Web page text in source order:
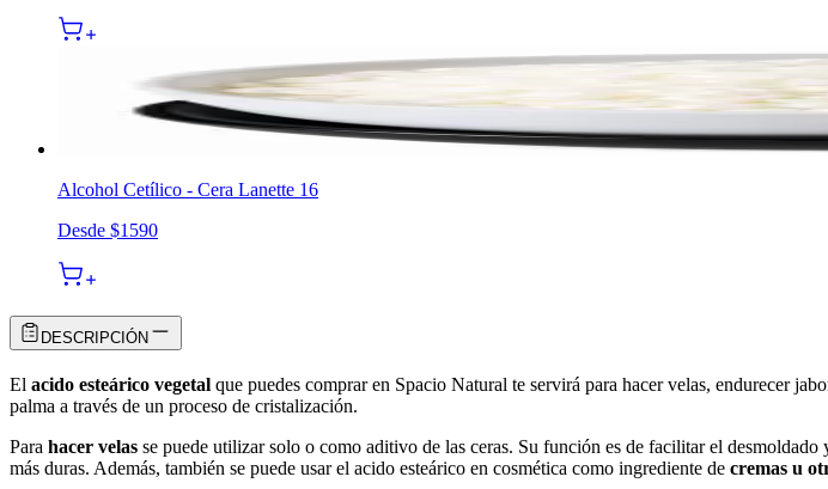
Alcohol Cetílico - Cera Lanette 16
Desde $1590
DESCRIPCIÓN
El acido esteárico vegetal que puedes comprar en Spacio Natural te servirá para hacer velas, endurecer
palma a través de un proceso de cristalización.
Para hacer velas se puede utilizar solo o como aditivo de las ceras. Su función es de facilitar el
más duras. Además, también se puede usar el acido esteárico en cosmética como ingrediente de cremas u